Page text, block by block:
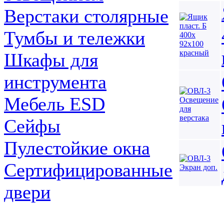
Верстаки столярные
Тумбы и тележки
Шкафы для
инструмента
Мебель ESD
Сейфы
Пулестойкие окна
Сертифицированные
двери